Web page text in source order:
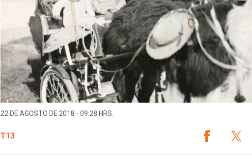
22 DE AGOSTO DE 2018 - 09:28 HRS.
T13